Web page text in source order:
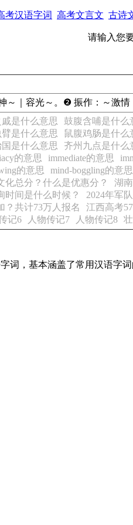
考汉语字词 高考文言文 古诗
请输入您
～｜容光～。 ❷ 振作： ～激情
是什么意思 鼓腹含哺是什么
臂是什么意思 鼠腹鸡肠是什么
是什么意思 齐州九点是什么
的意思 immediate的意思
的意思 mind-boggling的意思
化总分？什么是优惠分？
湖
时间是什么时候？
2024年军
？共计73万人报名
江西高考
记6 人物传记7 人物传记8
词，基本涵盖了常用汉语字